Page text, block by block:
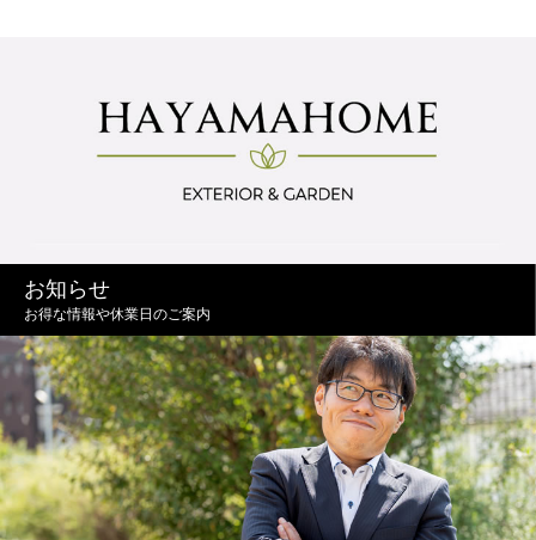
お知らせ
お得な情報や休業日のご案内